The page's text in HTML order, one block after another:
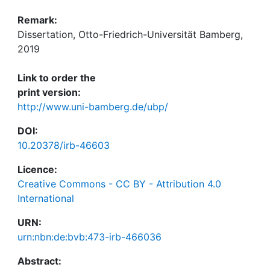
Remark:
Dissertation, Otto-Friedrich-Universität Bamberg,
2019
Link to order the
print version:
http://www.uni-bamberg.de/ubp/
DOI:
10.20378/irb-46603
Licence:
Creative Commons - CC BY - Attribution 4.0
International
URN:
urn:nbn:de:bvb:473-irb-466036
Abstract: